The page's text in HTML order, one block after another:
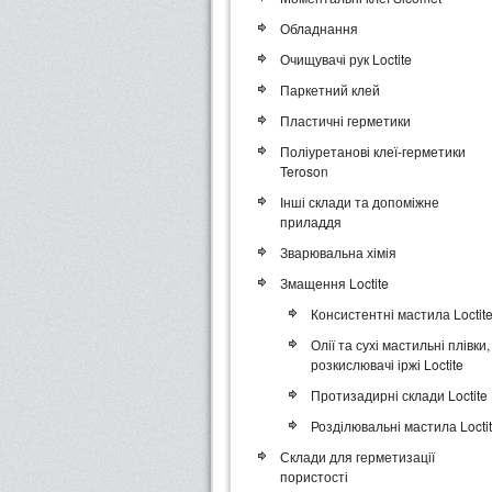
Обладнання
Очищувачі рук Loctite
Паркетний клей
Пластичні герметики
Поліуретанові клеї-герметики
Teroson
Інші склади та допоміжне
приладдя
Зварювальна хімія
Змащення Loctite
Консистентні мастила Loctite
Олії та сухі мастильні плівки,
розкислювачі іржі Loctite
Протизадирні склади Loctite
Розділювальні мастила
Склади для герметизації
пористості